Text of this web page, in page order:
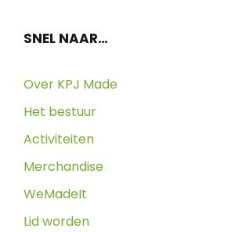
SNEL NAAR…
Over KPJ Made
Het bestuur
Activiteiten
Merchandise
WeMadeIt
Lid worden